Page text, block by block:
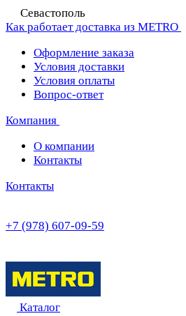
Севастополь
Как работает доставка из METRO
Оформление заказа
Условия доставки
Условия оплаты
Вопрос-ответ
Компания
О компании
Контакты
Контакты
+7 (978) 607-09-59
Каталог